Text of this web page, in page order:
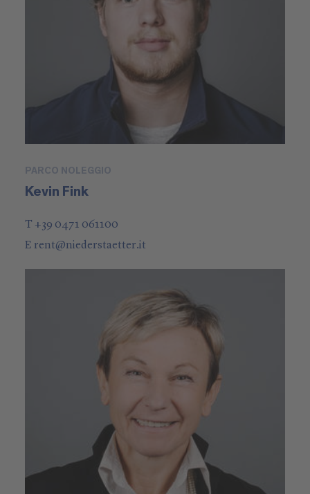
PARCO NOLEGGIO
Kevin Fink
T +39 0471 061100
E rent@niederstaetter.it